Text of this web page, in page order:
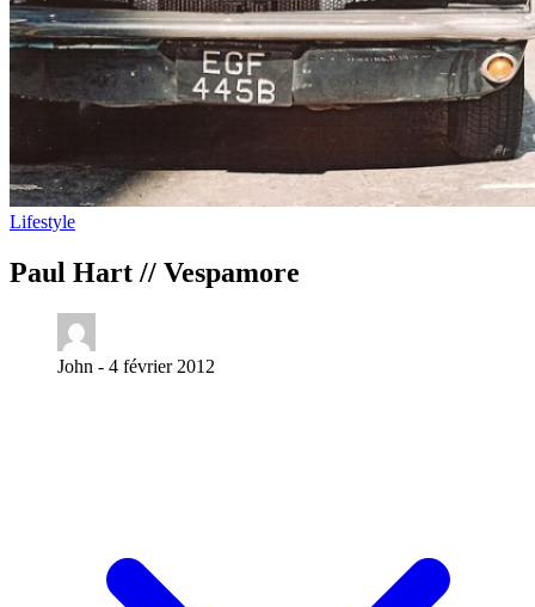
Lifestyle
Paul Hart // Vespamore
John - 4 février 2012